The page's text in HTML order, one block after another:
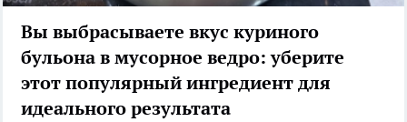
Вы выбрасываете вкус куриного
бульона в мусорное ведро: уберите
этот популярный ингредиент для
идеального результата